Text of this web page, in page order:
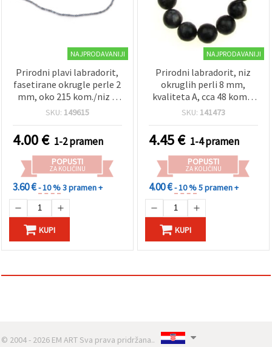
preferencije
Postavkama
odabirom
klikom na
"Spremi".
Prihvati
sve
Postavke
NAJPRODAVANIJI
Prirodni plavi labradorit,
fasetirane okrugle perle 2
mm, oko 215 kom./niz –
perle od poludragog
narukvica i ogrlica
SKU: 149615
4.00€ 1-2 pramen
POPUSTI
ZA KOLIČINU
3.60 €- 10 %3 pramen +
KUPI
NAJPRODAVANIJI
Prirodni labradorit, niz
okruglih perli 8 mm,
kvaliteta A, cca 48 kom –
polirane perle od
izradu nakita, narukvica,
ogrlica i hobi rukotvorina
SKU: 141473
4.45€ 1-4 pramen
POPUSTI
ZA KOLIČINU
4.00 €- 10 %5 pramen +
KUPI
© 2004 - 2026 EM ART Sva prava pridržana..